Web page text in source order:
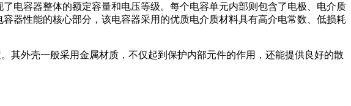
电容器整体的额定容量和电压等级。每个电容单元内部则包含了电极、电介质
器性能的核心部分，该电容器采用的优质电介质材料具有高介电常数、低损耗
其外壳一般采用金属材质，不仅起到保护内部元件的作用，还能提供良好的散